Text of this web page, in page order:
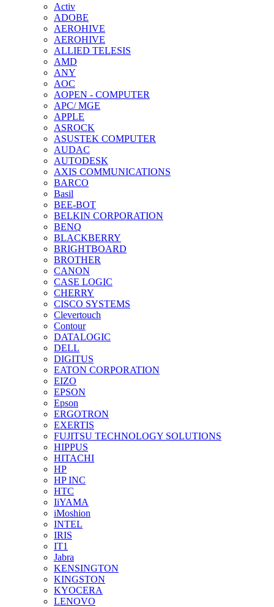
Activ
ADOBE
AEROHIVE
AEROHIVE
ALLIED TELESIS
AMD
ANY
AOC
AOPEN - COMPUTER
APC/ MGE
APPLE
ASROCK
ASUSTEK COMPUTER
AUDAC
AUTODESK
AXIS COMMUNICATIONS
BARCO
Basil
BEE-BOT
BELKIN CORPORATION
BENQ
BLACKBERRY
BRIGHTBOARD
BROTHER
CANON
CASE LOGIC
CHERRY
CISCO SYSTEMS
Clevertouch
Contour
DATALOGIC
DELL
DIGITUS
EATON CORPORATION
EIZO
EPSON
Epson
ERGOTRON
EXERTIS
FUJITSU TECHNOLOGY SOLUTIONS
HIPPUS
HITACHI
HP
HP INC
HTC
IiYAMA
iMoshion
INTEL
IRIS
IT1
Jabra
KENSINGTON
KINGSTON
KYOCERA
LENOVO